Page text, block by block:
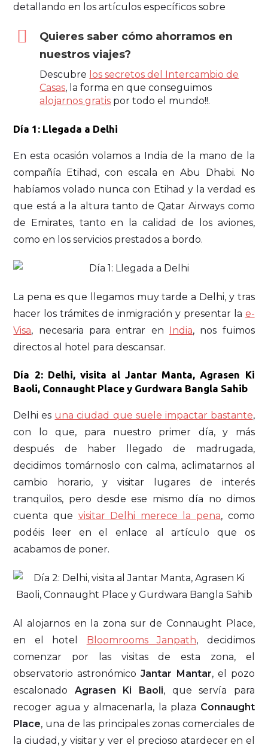
detallando en los artículos específicos sobre
Quieres saber cómo ahorramos en
nuestros viajes?
Descubre los secretos del Intercambio de
Casas, la forma en que conseguimos
alojarnos gratis por todo el mundo!!.
Día 1: Llegada a Delhi
En esta ocasión volamos a India de la mano de la
compañía Etihad, con escala en Abu Dhabi. No
habíamos volado nunca con Etihad y la verdad es
que está a la altura tanto de Qatar Airways como
de Emirates, tanto en la calidad de los aviones,
como en los servicios prestados a bordo.
La pena es que llegamos muy tarde a Delhi, y tras
hacer los trámites de inmigración y presentar la e-
Visa, necesaria para entrar en India, nos fuimos
directos al hotel para descansar.
Día 2: Delhi, visita al Jantar Manta, Agrasen Ki
Baoli, Connaught Place y Gurdwara Bangla Sahib
Delhi es una ciudad que suele impactar bastante,
con lo que, para nuestro primer día, y más
después de haber llegado de madrugada,
decidimos tomárnoslo con calma, aclimatarnos al
cambio horario, y visitar lugares de interés
tranquilos, pero desde ese mismo día no dimos
cuenta que visitar Delhi merece la pena, como
podéis leer en el enlace al artículo que os
acabamos de poner.
Al alojarnos en la zona sur de Connaught Place,
en el hotel
Bloomrooms Janpath, decidimos
comenzar por las visitas de esta zona, el
observatorio astronómicoJantar Mantar, el pozo
escalonado Agrasen Ki Baoli, que servía para
recoger agua y almacenarla, la plaza Connaught
Place, una de las principales zonas comerciales de
la ciudad, y visitar y ver el precioso atardecer en el